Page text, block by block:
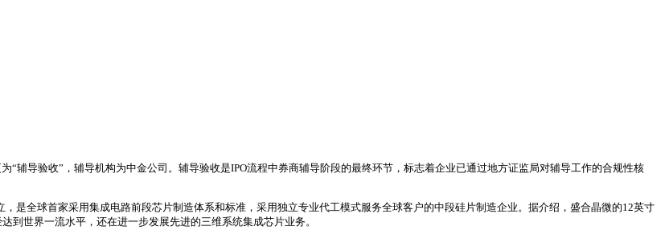
“辅导验收”，辅导机构为中金公司。辅导验收是IPO流程中券商辅导阶段的最终环节，标志着企业已通过地方证监局对辅导工作的合规性核
是全球首家采用集成电路前段芯片制造体系和标准，采用独立专业代工模式服务全球客户的中段硅片制造企业。据介绍，盛合晶微的12英寸
到世界一流水平，还在进一步发展先进的三维系统集成芯片业务。